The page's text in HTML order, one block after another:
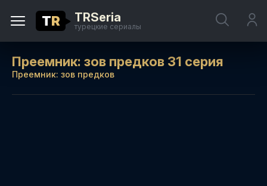
TR TRSeria
турецкие сериалы
Преемник: зов предков 31 серия
Преемник: зов предков